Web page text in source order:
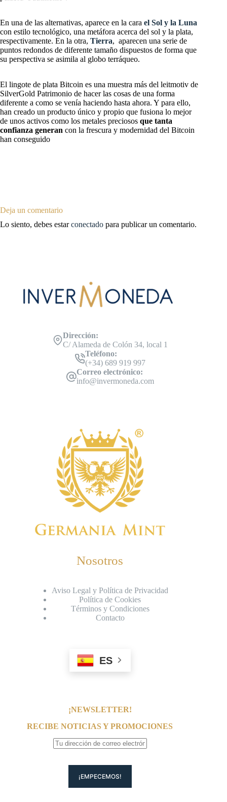
En una de las alternativas, aparece en la cara el Sol y la Luna
con estilo tecnológico, una metáfora acerca del sol y la plata,
respectivamente. En la otra, Tierra, aparecen una serie de
puntos redondos de diferente tamaño dispuestos de forma que
su perspectiva se asimila al globo terráqueo.
El lingote de plata Bitcoin es una muestra más del leitmotiv de
SilverGold Patrimonio de hacer las cosas de una forma
diferente a como se venía haciendo hasta ahora. Y para ello,
han creado un producto único y propio que fusiona lo mejor
de unos activos como los metales preciosos que tanta
confianza generan con la frescura y modernidad del Bitcoin
han conseguido
Deja un comentario
Lo siento, debes estarconectado para publicar un comentario.
Dirección:
C/ Alameda de Colón 34, local 1
Teléfono:
(+34) 689 919 997
Correo electrónico:
info@invermoneda.com
Nosotros
Aviso Legal y Política de Privacidad
Política de Cookies
Términos y Condiciones
Contacto
ES
¡NEWSLETTER!
RECIBE NOTICIAS Y PROMOCIONES